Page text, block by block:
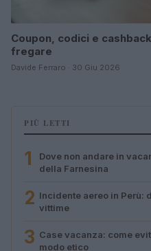
Coupon, codici e
fregare
Davide Ferraro · 30 Giu 2026
PIÙ LETTI
1
Dove non andare in
della Farnesina
2 Incidente aereo in Perù:
vittime
3 Case vacanza: come
modo etico